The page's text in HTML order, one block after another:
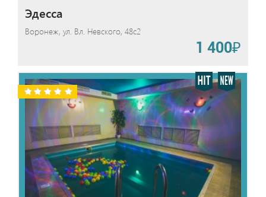
Эдесса
Воронеж, ул. Вл. Невского, 48с2
1 400₽